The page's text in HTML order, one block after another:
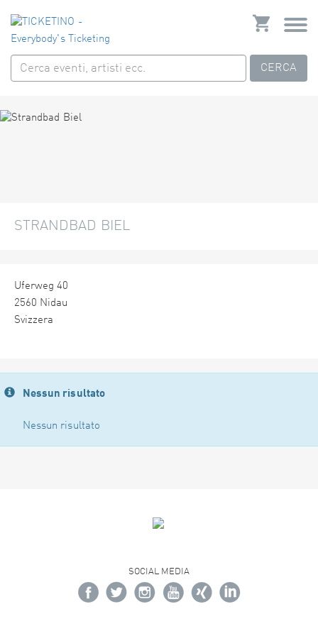
CERCA
STRANDBAD BIEL
Uferweg 40
2560 Nidau
Svizzera
Nessun risultato
Nessun risultato
SOCIAL MEDIA